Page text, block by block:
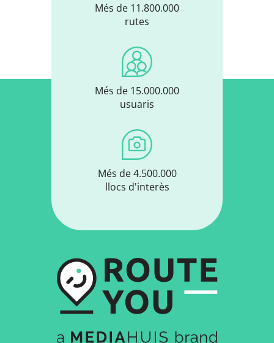
Més de 11.800.000
rutes
Més de 15.000.000
usuaris
Més de 4.500.000
llocs d'interès